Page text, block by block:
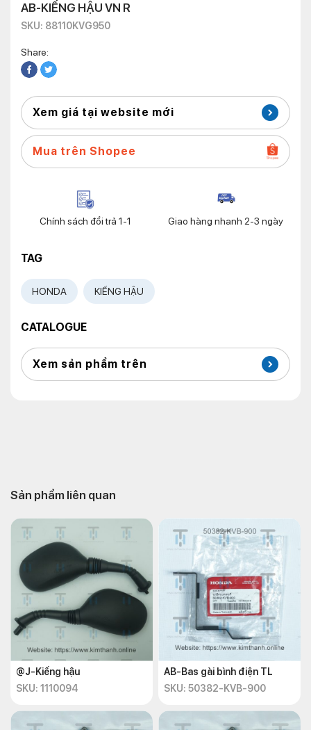
AB-KIẾNG HẬU VN R
SKU: 88110KVG950
Share:
Xem giá tại website mới
Mua trên Shopee
Chính sách đổi trả 1-1 Giao hàng nhanh 2-3 ngày
TAG
HONDA KIẾNG HẬU
CATALOGUE
Xem sản phẩm trên
Sản phẩm liên quan
@J-Kiếng hậu
SKU: 1110094
AB-Bas gài bình điện TL
SKU: 50382-KVB-900